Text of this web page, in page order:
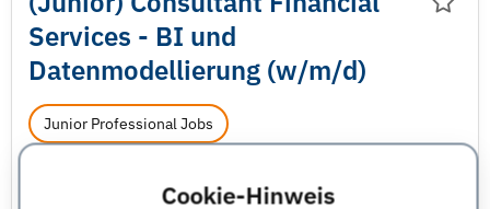
Cookie-Hinweis
Services - BI und
Datenmodellierung (w/m/d)
Junior Professional Jobs